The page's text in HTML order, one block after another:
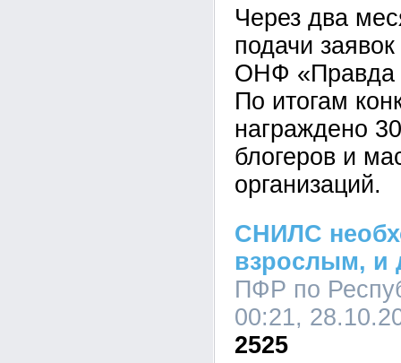
Через два
подачи
ОНФ «Правда
По итогам
награждено
блогеров и
организаций.
СНИЛС
взрослым, и
ПФР по
00:21,
2525